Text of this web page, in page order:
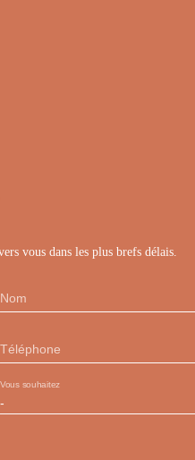
vous dans les plus brefs délais.
Nom
Téléphone
-
Vous souhaitez